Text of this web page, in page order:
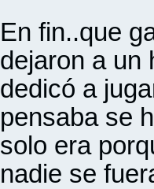
En fin..que
dejaron a un
dedicó a
pensaba se
solo era
nadie se